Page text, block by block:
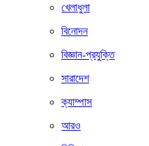
খেলাধুলা
বিনোদন
বিজ্ঞান-প্রযুক্তি
সারাদেশ
ক্যাম্পাস
আরও